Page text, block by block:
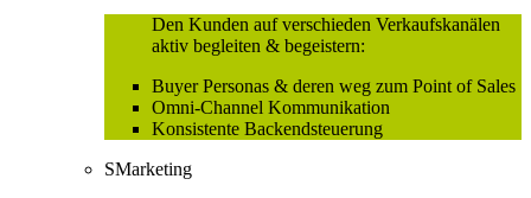
Den Kunden auf verschieden Verkaufskanälen
aktiv begleiten & begeistern:
Buyer Personas & deren weg zum Point of Sales
Omni-Channel Kommunikation
Konsistente Backendsteuerung
SMarketing